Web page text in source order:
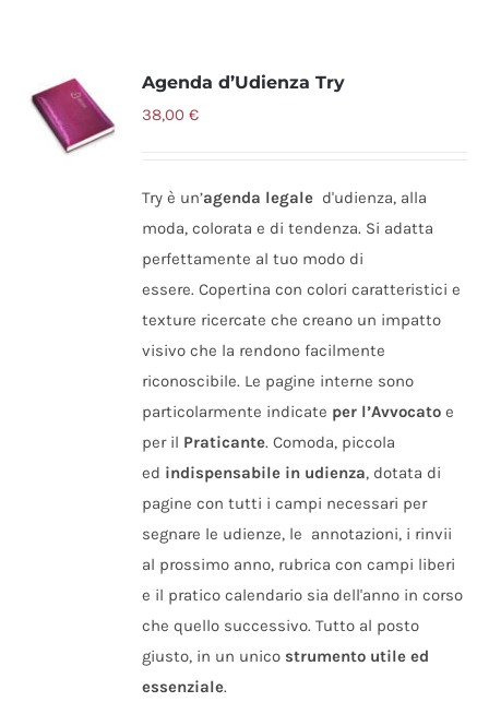
Agenda d’Udienza Try
38,00€
Try è un’agenda legale d'udienza, alla
moda, colorata e di tendenza. Si adatta
perfettamente al tuo modo di
essere. Copertina con colori caratteristici e
texture ricercate che creano un impatto
visivo che la rendono facilmente
riconoscibile. Le pagine interne sono
particolarmente indicate per l’Avvocato e
per il Praticante. Comoda, piccola
ed indispensabile in udienza, dotata di
pagine con tutti i campi necessari per
segnare le udienze, le annotazioni, i rinvii
al prossimo anno, rubrica con campi liberi
e il pratico calendario sia dell'anno in corso
che quello successivo. Tutto al posto
giusto, in un unico strumento utile ed
essenziale.